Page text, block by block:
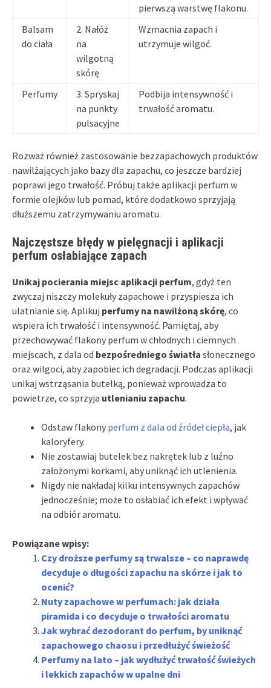
pierwszą warstwę flakonu.
Balsam
do ciała
2. Nałóż
na
wilgotną
skórę
Wzmacnia zapach i
utrzymuje wilgoć.
Perfumy
3. Spryskaj
na punkty
pulsacyjne
Podbija intensywność i
trwałość aromatu.
Rozważ również zastosowanie bezzapachowych produktów
nawilżających jako bazy dla zapachu, co jeszcze bardziej
poprawi jego trwałość. Próbuj także aplikacji perfum w
formie olejków lub pomad, które dodatkowo sprzyjają
dłuższemu zatrzymywaniu aromatu.
Najczęstsze błędy w pielęgnacji i aplikacji
perfum osłabiające zapach
Unikaj pocierania miejsc aplikacji perfum, gdyż ten
zwyczaj niszczy molekuły zapachowe i przyspiesza ich
ulatnianie się. Aplikuj perfumy na nawilżoną skórę, co
wspiera ich trwałość i intensywność. Pamiętaj, aby
przechowywać flakony perfum w chłodnych i ciemnych
miejscach, z dala od bezpośredniego światła słonecznego
oraz wilgoci, aby zapobiec ich degradacji. Podczas aplikacji
unikaj wstrząsania butelką, ponieważ wprowadza to
powietrze, co sprzyja utlenianiu zapachu.
Odstaw flakony perfum z dala od źródeł ciepła, jak
kaloryfery.
Nie zostawiaj butelek bez nakrętek lub z luźno
założonymi korkami, aby uniknąć ich utlenienia.
Nigdy nie nakładaj kilku intensywnych zapachów
jednocześnie; może to osłabiać ich efekt i wpływać
na odbiór aromatu.
Powiązane wpisy:
Czy droższe perfumy są trwalsze – co naprawdę
decyduje o długości zapachu na skórze i jak to
ocenić?
Nuty zapachowe w perfumach: jak działa
piramida i co decyduje o trwałości aromatu
Jak wybrać dezodorant do perfum, by uniknąć
zapachowego chaosu i przedłużyć świeżość
Perfumy na lato – jak wydłużyć trwałość świeżych
i lekkich zapachów w upalne dni